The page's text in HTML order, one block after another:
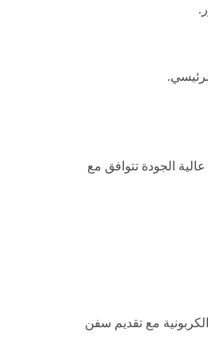
الجودة تتوافق مع
مع تقديم سفن